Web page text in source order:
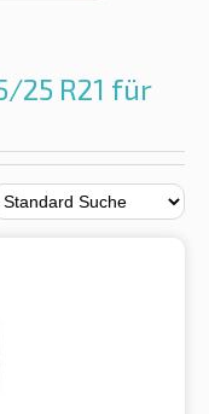
25 R21 für